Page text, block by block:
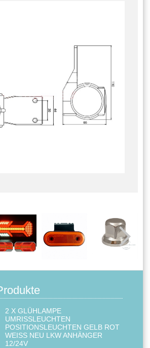
2 X GLÜHLAMPE
UMRISSLEUCHTEN
POSITIONSLEUCHTEN GELB ROT
WEISS NEU LKW ANHÄNGER 1
2/24V